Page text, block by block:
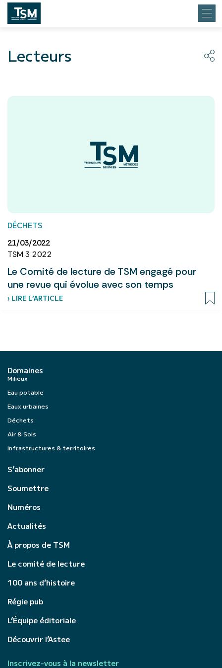
Lecteurs
DÉCHETS
21/03/2022
TSM 3 2022
Le Comité de lecture de TSM engagé pour
une revue qui évolue avec son temps
› LIRE L’ARTICLE
Domaines
Milieux
Eau potable
Eaux urbaines
Déchets
Air & Sols
Infrastructures & territoires
S’abonner
Soumettre
Numéros
Actualités
À propos de TSM
Le comité de lecture
100 ans d’histoire
Régie pub
L’Équipe éditoriale
Découvrir l’Astee
Inscrivez-vous à la newsletter